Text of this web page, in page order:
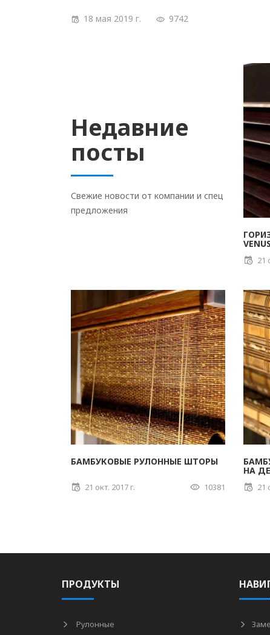
18 мая 2019 г. 9742
Недавние
посты
Свежие новости от компании и спец
предложения
VENUS
21
БАМБУКОВЫЕ РУЛОННЫЕ ШТОРЫ
21 окт. 2017 г. 10381
НА
21
ПРОДУКТЫ
Рулонные